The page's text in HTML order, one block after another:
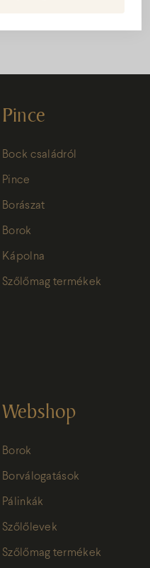
Pince
Bock családról
Pince
Borászat
Borok
Kápolna
Szőlőmag termékek
Webshop
Borok
Borválogatások
Pálinkák
Szőlőlevek
Szőlőmag termékek